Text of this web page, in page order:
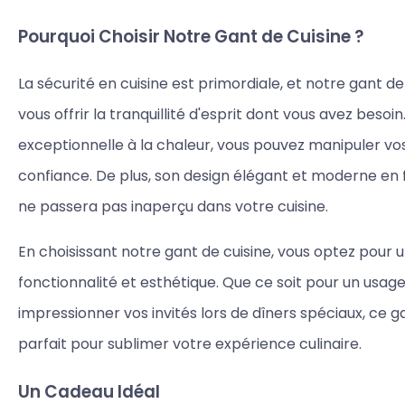
Pourquoi Choisir Notre Gant de Cuisine ?
La sécurité en cuisine est primordiale, et notre gant
vous offrir la tranquillité d'esprit dont vous avez
exceptionnelle à la chaleur, vous pouvez manipuler
confiance. De plus, son design élégant et moderne en
ne passera pas inaperçu dans votre cuisine.
En choisissant notre gant de cuisine, vous optez pour
fonctionnalité et esthétique. Que ce soit pour un
impressionner vos invités lors de dîners spéciaux, ce
parfait pour sublimer votre expérience culinaire.
Un Cadeau Idéal